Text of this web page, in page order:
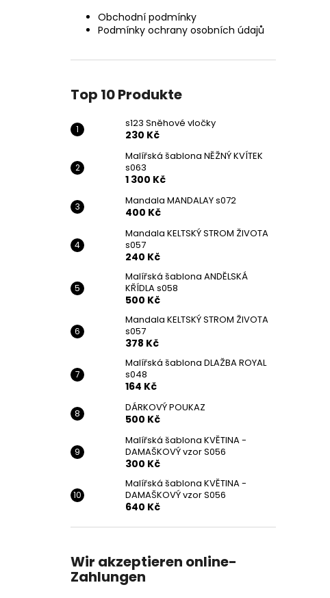
Obchodní podmínky
Podmínky ochrany osobních údajů
Top 10 Produkte
s123 Sněhové vločky
230 Kč
Malířská šablona NĚŽNÝ KVÍTEK
s063
1 300 Kč
Mandala MANDALAY s072
400 Kč
Mandala KELTSKÝ STROM ŽIVOTA
s057
240 Kč
Malířská šablona ANDĚLSKÁ
KŘÍDLA s058
500 Kč
Mandala KELTSKÝ STROM ŽIVOTA
s057
378 Kč
Malířská šablona DLAŽBA ROYAL
s048
164 Kč
DÁRKOVÝ POUKAZ
500 Kč
Malířská šablona KVĚTINA -
DAMAŠKOVÝ vzor S056
300 Kč
Malířská šablona KVĚTINA -
DAMAŠKOVÝ vzor S056
640 Kč
Wir akzeptieren online-
Zahlungen